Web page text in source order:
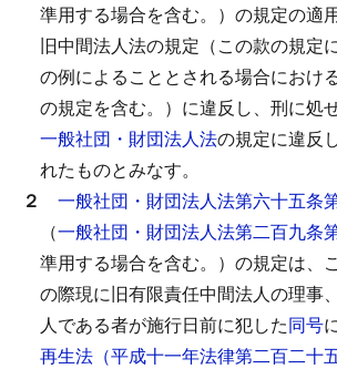
準用する場合を含む。）の規定の適
旧中間法人法の規定（この款の規定
の例によることとされる場合におけ
の規定を含む。）に違反し、刑に処
一般社団・財団法人法の規定に違反
れたものとみなす。
２ 一般社団・財団法人法第六十五条
（一般社団・財団法人法第二百九条
準用する場合を含む。）の規定は、
の際現に旧有限責任中間法人の理事
人である者が施行日前に犯した同号
再生法（平成十一年法律第二百二十五